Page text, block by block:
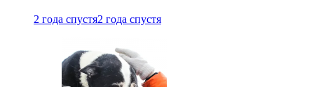
2 года спустя2 года спустя